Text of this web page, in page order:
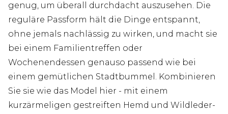
genug, um überall durchdacht auszusehen. Die
reguläre Passform hält die Dinge entspannt,
ohne jemals nachlässig zu wirken, und macht sie
bei einem Familientreffen oder
Wochenendessen genauso passend wie bei
einem gemütlichen Stadtbummel. Kombinieren
Sie sie wie das Model hier - mit einem
kurzärmeligen gestreiften Hemd und Wildleder-